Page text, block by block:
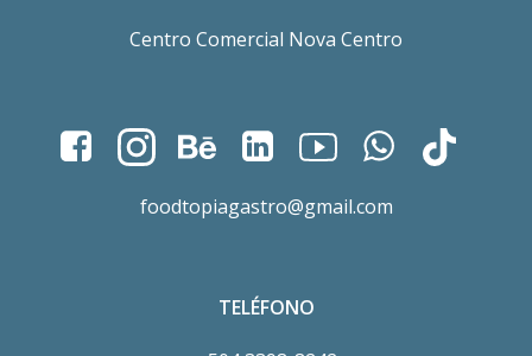
Centro Comercial Nova Centro
foodtopiagastro@gmail.com
TELÉFONO